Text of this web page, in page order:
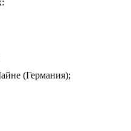
(Германия);